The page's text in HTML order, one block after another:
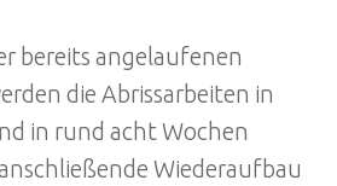
bereits angelaufenen
die Abrissarbeiten in
in rund acht Wochen
Wiederaufbau